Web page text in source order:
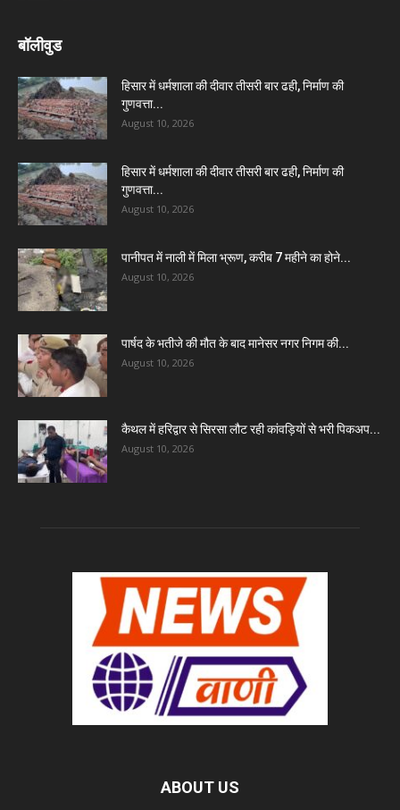
बॉलीवुड
हिसार में धर्मशाला की दीवार तीसरी बार ढही, निर्माण की
गुणवत्ता...
August 10, 2026
हिसार में धर्मशाला की दीवार तीसरी बार ढही, निर्माण की
गुणवत्ता...
August 10, 2026
पानीपत में नाली में मिला भ्रूण, करीब 7 महीने का होने...
August 10, 2026
पार्षद के भतीजे की मौत के बाद मानेसर नगर निगम की...
August 10, 2026
कैथल में हरिद्वार से सिरसा लौट रही कांवड़ियों से भरी पिकअप...
August 10, 2026
ABOUT US